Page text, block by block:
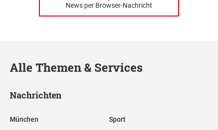
News per Browser-Nachricht
Alle Themen & Services
Nachrichten
München Sport